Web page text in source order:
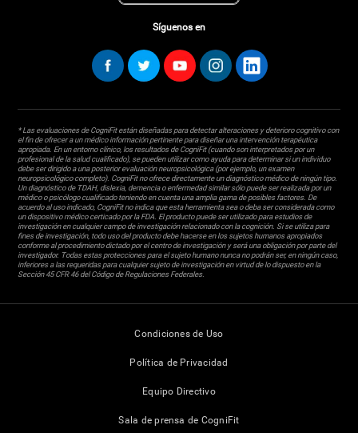
Síguenos en
* Las evaluaciones de CogniFit están diseñadas para detectar alteraciones y deterioro cognitivo con
el fin de ofrecer a un médico información pertinente para diseñar una intervención terapéutica
apropiada. En un entorno clínico, los resultados de CogniFit (cuando son interpretados por un
profesional de la salud cualificado), se pueden utilizar como ayuda para determinar si un individuo
debe ser dirigido a una posterior evaluación neuropsicológica (por ejemplo, un examen
neuropsicológico completo). CogniFit no ofrece directamente un diagnóstico médico de ningún tipo.
Un diagnóstico de TDAH, dislexia, demencia o enfermedad similar sólo puede ser realizada por un
médico o psicólogo cualificado teniendo en cuenta una amplia gama de posibles factores. De
acuerdo al uso indicado, CogniFit no indica que esta herramienta sea o deba ser considerada como
un dispositivo médico certicado por la FDA. El producto puede ser utilizado para estudios de
investigación en cualquier campo de investigación relacionado con la cognición. Si se utiliza para
fines de investigación, todo uso del producto debe hacerse en los sujetos humanos apropiados
conforme al procedimiento dictado por el centro de investigación y será una obligación por parte del
investigador. Todas estas protecciones para el sujeto humano nunca no podrán ser, en ningún caso,
inferiores a las requeridas para cualquier sujeto de investigación en virtud de lo dispuesto en la
Sección 45 CFR 46 del Código de Regulaciones Federales.
Condiciones de Uso
Política de Privacidad
Equipo Directivo
Sala de prensa de CogniFit